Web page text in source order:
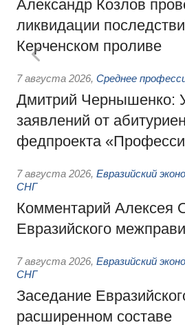
Александр Козлов
ликвидации
Керченском проливе
7 августа 2026, Среднее
Дмитрий Чернышенко:
заявлений от
федпроекта
7 августа 2026, Евразийский
СНГ
Комментарий Алексея
Евразийского
7 августа 2026, Евразийский
СНГ
Заседание
расширенном составе